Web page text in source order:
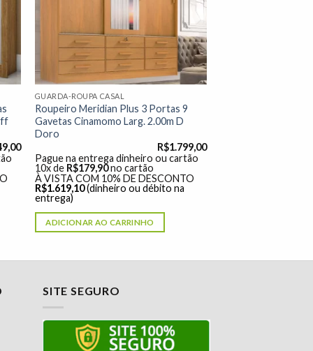
GUARDA-ROUPA CASAL
Roupeiro Meridian Plus 3 Portas 9
Gavetas Cinamomo Larg. 2.00m D
Doro
R$1.799,00
Pague na entrega dinheiro ou cartão
10x de R$179,90 no cartão
À VISTA COM 10% DE DESCONTO
R$1.619,10 (dinheiro ou débito na
entrega)
ADICIONAR AO CARRINHO
SITE SEGURO